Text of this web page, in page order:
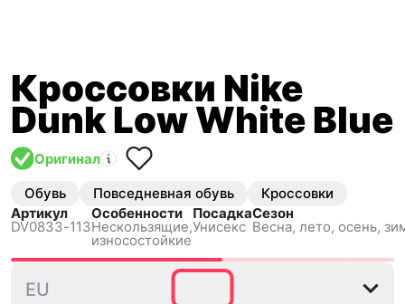
Кроссовки Nike
Dunk Low White Blue
Оригинал
Обувь Повседневная обувь
Кроссовки
Артикул
DV0833-113
Особенности
Нескользящиe,
износостойкие
Посадка
Унисекс
Сезон
Весна, лето, осень,
38
EU